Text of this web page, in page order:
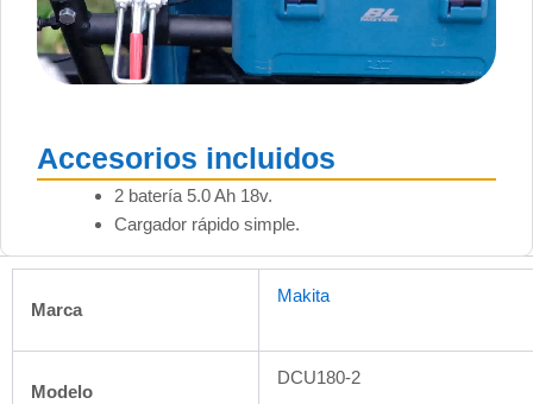
Accesorios incluidos
2 batería 5.0 Ah 18v.
Cargador rápido simple.
Marca
Makita
Modelo
DCU180-2